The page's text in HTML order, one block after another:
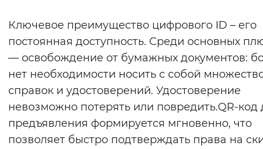
Ключевое преимущество цифрового ID – его
постоянная доступность. Среди основных
— освобождение от бумажных документов:
нет необходимости носить с собой
справок и удостоверений. Удостоверение
невозможно потерять или повредить.QR-код
предъявления формируется мгновенно, что
позволяет быстро подтверждать права на